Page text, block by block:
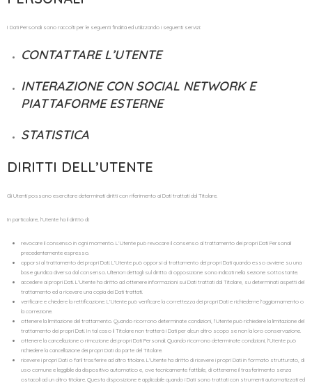
I Dati Personali sono raccolti per le seguenti finalità ed utilizzando i seguenti servizi:
CONTATTARE L’UTENTE
INTERAZIONE CON SOCIAL NETWORK E
PIATTAFORME ESTERNE
STATISTICA
DIRITTI DELL’UTENTE
Gli Utenti possono esercitare determinati diritti con riferimento ai Dati trattati dal Titolare.
In particolare, l’Utente ha il diritto di:
revocare il consenso in ogni momento. L’Utente può revocare il consenso al trattamento dei propri Dati Personali
precedentemente espresso.
opporsi al trattamento dei propri Dati. L’Utente può opporsi al trattamento dei propri Dati quando esso avviene su una
base giuridica diversa dal consenso. Ulteriori dettagli sul diritto di opposizione sono indicati nella sezione sottostante.
accedere ai propri Dati. L’Utente ha diritto ad ottenere informazioni sui Dati trattati dal Titolare, su determinati aspetti del
trattamento ed a ricevere una copia dei Dati trattati.
verificare e chiedere la rettificazione. L’Utente può verificare la correttezza dei propri Dati e richiederne l’aggiornamento o
la correzione.
ottenere la limitazione del trattamento. Quando ricorrono determinate condizioni, l’Utente può richiedere la limitazione del
trattamento dei propri Dati. In tal caso il Titolare non tratterà i Dati per alcun altro scopo se non la loro conservazione.
ottenere la cancellazione o rimozione dei propri Dati Personali. Quando ricorrono determinate condizioni, l’Utente può
richiedere la cancellazione dei propri Dati da parte del Titolare.
ricevere i propri Dati o farli trasferire ad altro titolare. L’Utente ha diritto di ricevere i propri Dati in formato strutturato, di
uso comune e leggibile da dispositivo automatico e, ove tecnicamente fattibile, di ottenerne il trasferimento senza
ostacoli ad un altro titolare. Questa disposizione è applicabile quando i Dati sono trattati con strumenti automatizzati ed